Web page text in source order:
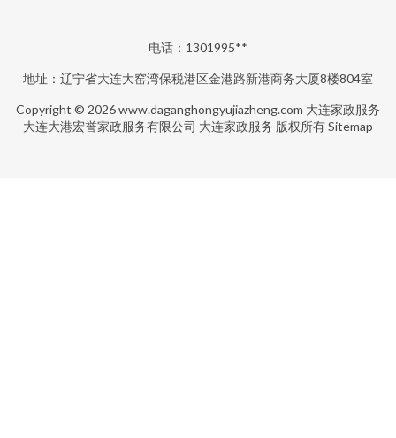
电话：1301995**
地址：辽宁省大连大窑湾保税港区金港路新港商务大厦8楼804室
Copyright © 2026www.daganghongyujiazheng.com 大连家政服务
大连大港宏誉家政服务有限公司 大连家政服务 版权所有Sitemap